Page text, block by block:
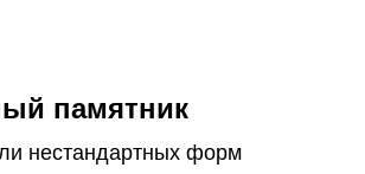
памятник
нестандартных форм